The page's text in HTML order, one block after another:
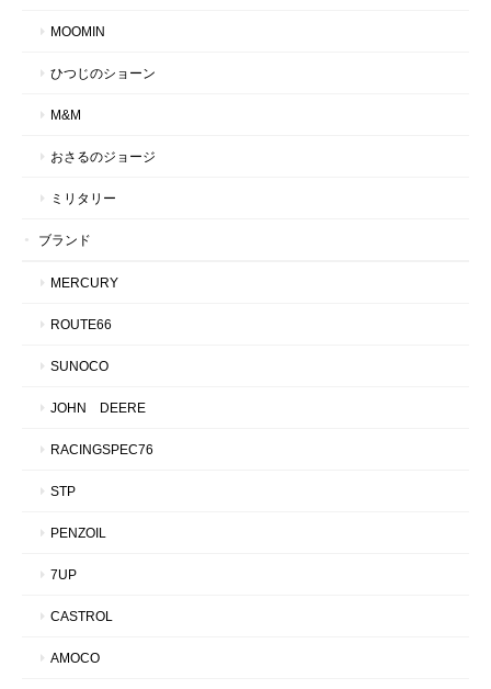
MOOMIN
ひつじのショーン
M&M
おさるのジョージ
ミリタリー
ブランド
MERCURY
ROUTE66
SUNOCO
JOHN DEERE
RACINGSPEC76
STP
PENZOIL
7UP
CASTROL
AMOCO